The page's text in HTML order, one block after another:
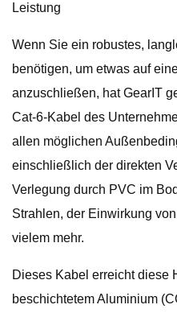
Leistung
Wenn Sie ein robustes,
benötigen, um etwas auf
anzuschließen, hat GearIT
Cat-6-Kabel des
allen möglichen
einschließlich der direkten
Verlegung durch PVC im
Strahlen, der Einwirkung
vielem mehr.
Dieses Kabel erreicht diese
beschichtetem Aluminium